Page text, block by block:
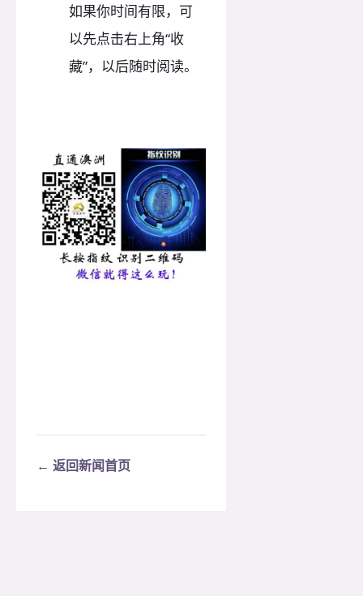
如果你时间有限，可
以先点击右上角“收
藏”，以后随时阅读。
← 返回新闻首页